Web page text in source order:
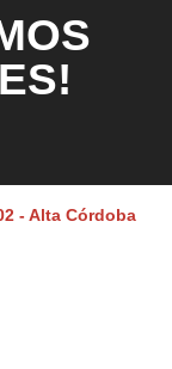
- Alta Córdoba